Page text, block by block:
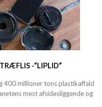
-“LIPLID”
400 millioner tons plastikaffald
mest afsidesliggende og